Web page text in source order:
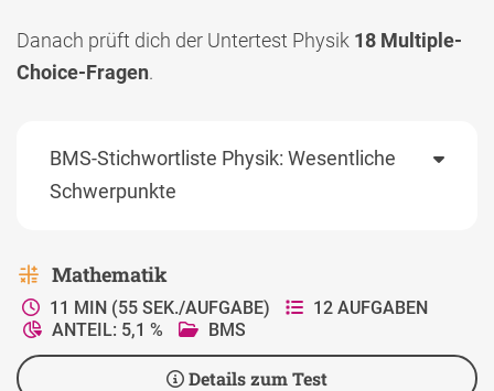
Danach prüft dich der Untertest Physik 18 Multiple-
Choice-Fragen.
BMS-Stichwortliste Physik: Wesentliche
Schwerpunkte
Mathematik
11 MIN (55 SEK./AUFGABE)
12 AUFGABEN
ANTEIL: 5,1 %
BMS
Details zum Test